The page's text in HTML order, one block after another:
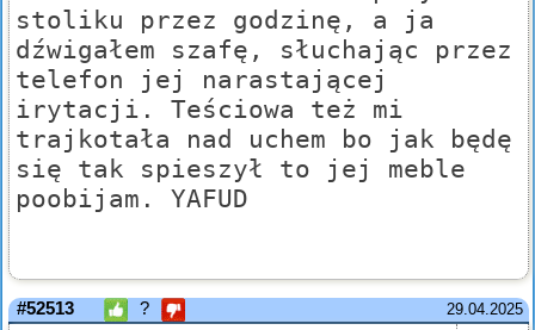
stoliku przez godzinę, a ja
dźwigałem szafę, słuchając przez
telefon jej narastającej
irytacji. Teściowa też mi
trajkotała nad uchem bo jak będę
się tak spieszył to jej meble
poobijam. YAFUD
29.04.2025
#52513 ?